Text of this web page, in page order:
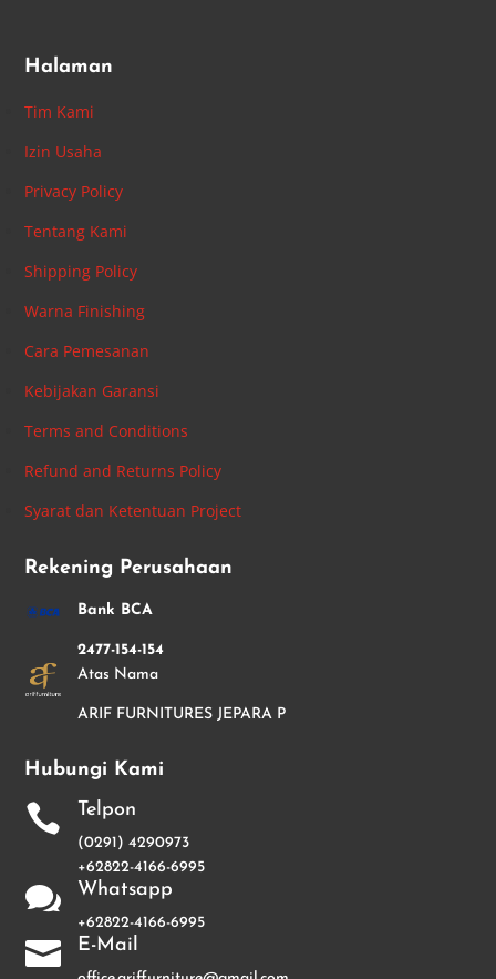
Halaman
Tim Kami
Izin Usaha
Privacy Policy
Tentang Kami
Shipping Policy
Warna Finishing
Cara Pemesanan
Kebijakan Garansi
Terms and Conditions
Refund and Returns Policy
Syarat dan Ketentuan Project
Rekening Perusahaan
Bank BCA
2477-154-154
Atas Nama
ARIF FURNITURES JEPARA P
Hubungi Kami
 Telpon
(0291) 4290973
+62822-4166-6995
 Whatsapp
+62822-4166-6995
 E-Mail